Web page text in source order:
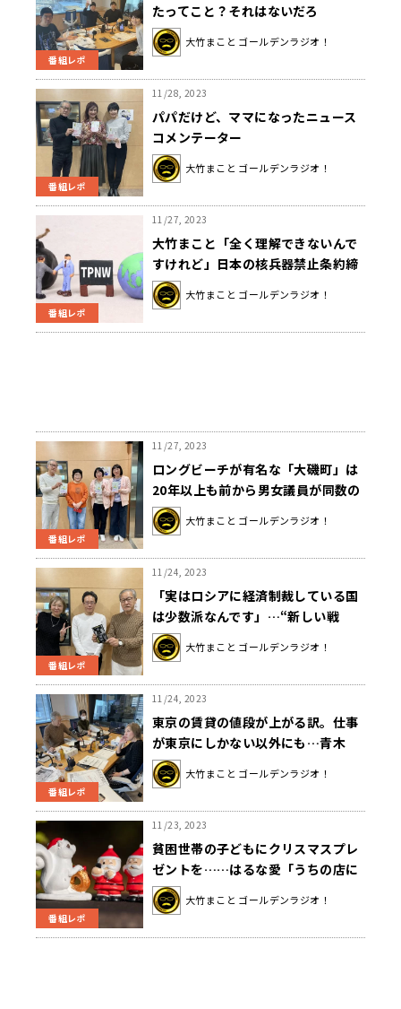
番組レポ
たってこと？それはないだろ
（笑）」大竹まこと、万博経費の膨
れ上がりに苦言
大竹まこと ゴールデンラジオ！
番組レポ
11/28, 2023
パパだけど、ママになったニュース
コメンテーター
大竹まこと ゴールデンラジオ！
番組レポ
11/27, 2023
大竹まこと「全く理解できないんで
すけれど」日本の核兵器禁止条約締
約国会議不参加について一言
大竹まこと ゴールデンラジオ！
番組レポ
11/27, 2023
ロングビーチが有名な「大磯町」は
20年以上も前から男女議員が同数の
議会を実現していた
大竹まこと ゴールデンラジオ！
番組レポ
11/24, 2023
「実はロシアに経済制裁している国
は少数派なんです」…“新しい戦
前”と呼ばれる今を読み解く
大竹まこと ゴールデンラジオ！
番組レポ
11/24, 2023
東京の賃貸の値段が上がる訳。仕事
が東京にしかない以外にも…青木
「富裕層が不動産を買っている」
大竹まこと ゴールデンラジオ！
番組レポ
11/23, 2023
貧困世帯の子どもにクリスマスプレ
ゼントを……はるな愛「うちの店に
もいつでも食べに来て」
大竹まこと ゴールデンラジオ！